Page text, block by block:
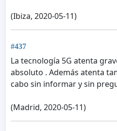
(Ibiza, 2020-05-11)
#437
La tecnología 5G atenta
absoluto . Además atenta
cabo sin informar y sin
(Madrid, 2020-05-11)